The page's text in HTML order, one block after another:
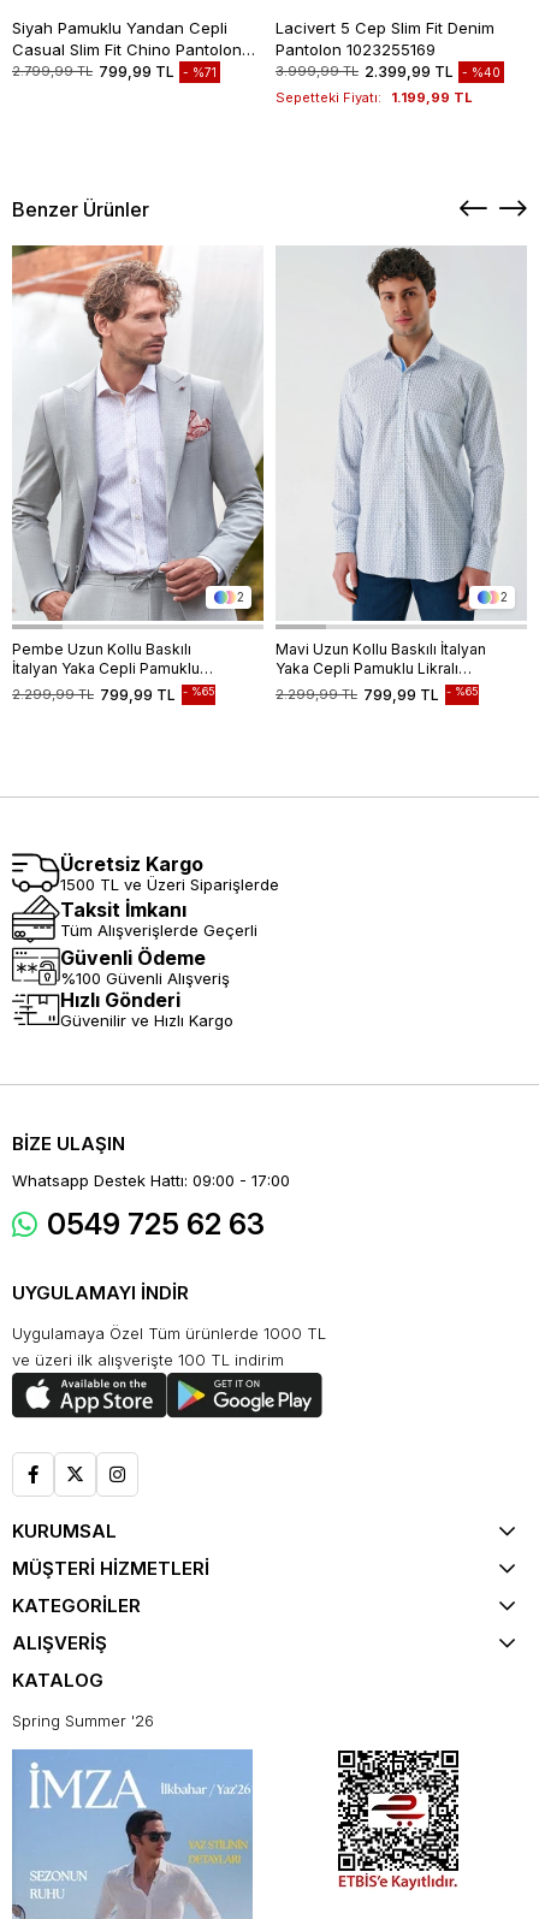
Siyah Pamuklu Yandan Cepli
Casual Slim Fit Chino Pantolon
1003235117
2.799,99 TL 799,99 TL %71
Lacivert 5 Cep Slim Fit Denim
Pantolon 1023255169
3.999,99 TL 2.399,99 TL %40
Sepetteki Fiyatı: 1.199,99 TL
Benzer Ürünler
2
Pembe Uzun Kollu Baskılı
İtalyan Yaka Cepli Pamuklu
Likralı Comfort Fit Gömlek
1004240160
799,99 TL
2.299,99 TL %65
2
Mavi Uzun Kollu Baskılı İtalyan
Yaka Cepli Pamuklu Likralı
Comfort Fit Gömlek
1004240160
799,99 TL
2.299,99 TL %65
Ücretsiz Kargo
1500 TL ve Üzeri Siparişlerde
Taksit İmkanı
Tüm Alışverişlerde Geçerli
Güvenli Ödeme
%100 Güvenli Alışveriş
Hızlı Gönderi
Güvenilir ve Hızlı Kargo
BİZE ULAŞIN
Whatsapp Destek Hattı: 09:00 - 17:00
0549 725 62 63
UYGULAMAYI İNDİR
Uygulamaya Özel Tüm ürünlerde 1000 TL
ve üzeri ilk alışverişte 100 TL indirim
KURUMSAL
MÜŞTERİ HİZMETLERİ
KATEGORİLER
ALIŞVERİŞ
KATALOG
Spring Summer '26